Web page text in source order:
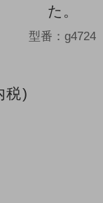
た。
型番：g4724
税)